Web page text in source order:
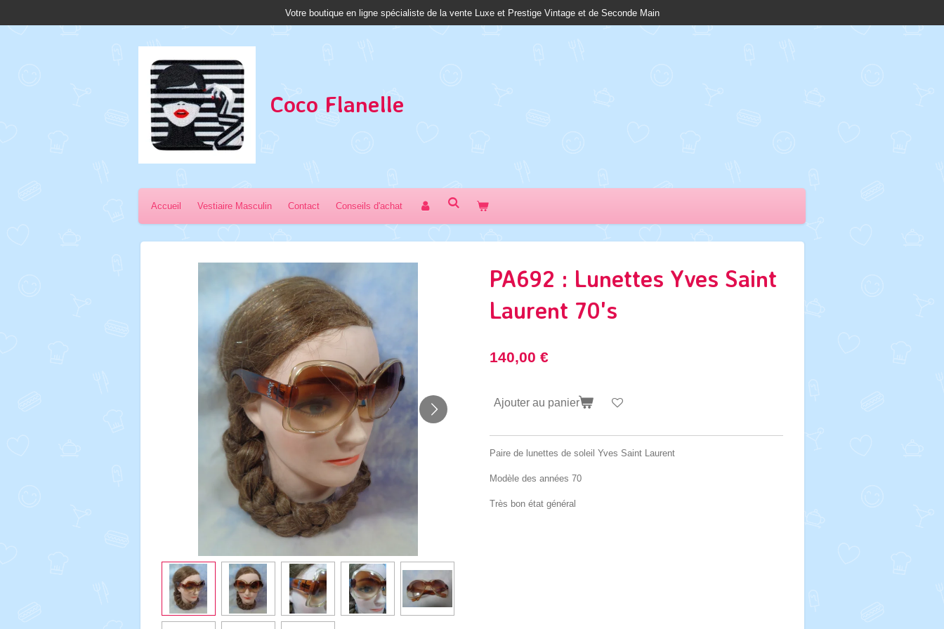
Votre boutique en ligne spécialiste de la vente Luxe et Prestige Vintage et de Seconde Main
Coco Flanelle
Accueil Vestiaire Masculin Contact Conseils d'achat
PA692 : Lunettes Yves Saint
Laurent 70's
140,00 €
Ajouter au panier
Paire de lunettes de soleil Yves Saint Laurent
Modèle des années 70
Très bon état général